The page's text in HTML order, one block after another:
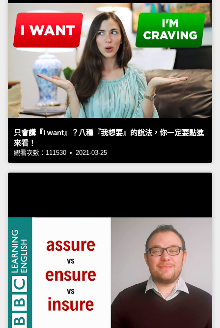
只會講『I want』？八種『我想要』的說法，你一定要點進
來看！
觀看次數：111530 • 2021-03-25